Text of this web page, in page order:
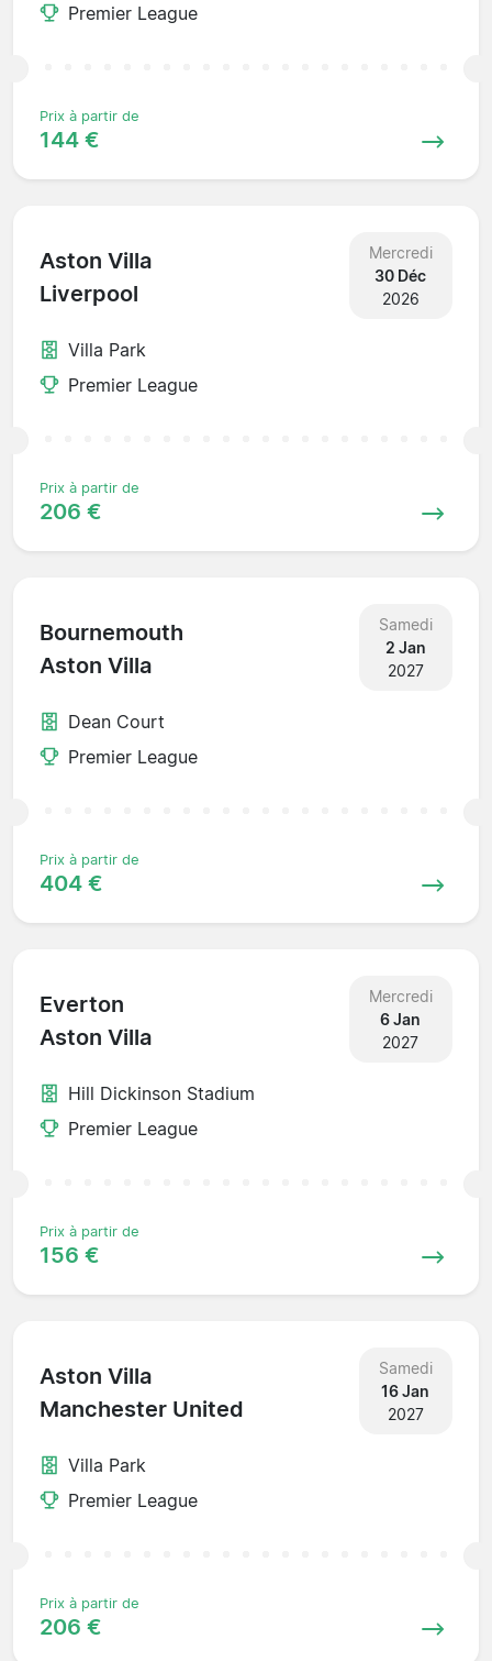
Premier League
Prix à partir de
144 €
Aston Villa
Liverpool
Mercredi
30 Déc
2026
Villa Park
Premier League
Prix à partir de
206 €
Bournemouth
Aston Villa
Samedi
2 Jan
2027
Dean Court
Premier League
Prix à partir de
404 €
Everton
Aston Villa
Mercredi
6 Jan
2027
Hill Dickinson Stadium
Premier League
Prix à partir de
156 €
Aston Villa
Manchester United
Samedi
16 Jan
2027
Villa Park
Premier League
Prix à partir de
206 €